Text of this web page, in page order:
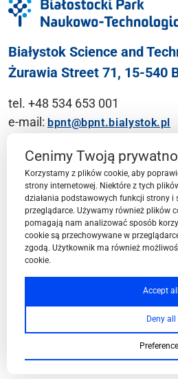
Białystok Science and
Żurawia Street 71, 15-540
tel. +48 534 653 001
e-mail: bpnt@bpnt.bialystok.pl
Contact
BPN-T Area
BPN-T Offer
Cenimy Twoją
Korzystamy z plików cookie, aby
strony internetowej. Niektóre z tych
działania podstawowych funkcji strony i
przeglądarce. Używamy również plików
pomagają nam analizować sposób
cookie są przechowywane w
zgodą. Użytkownik ma również
cookie.
Accept all
Deny all